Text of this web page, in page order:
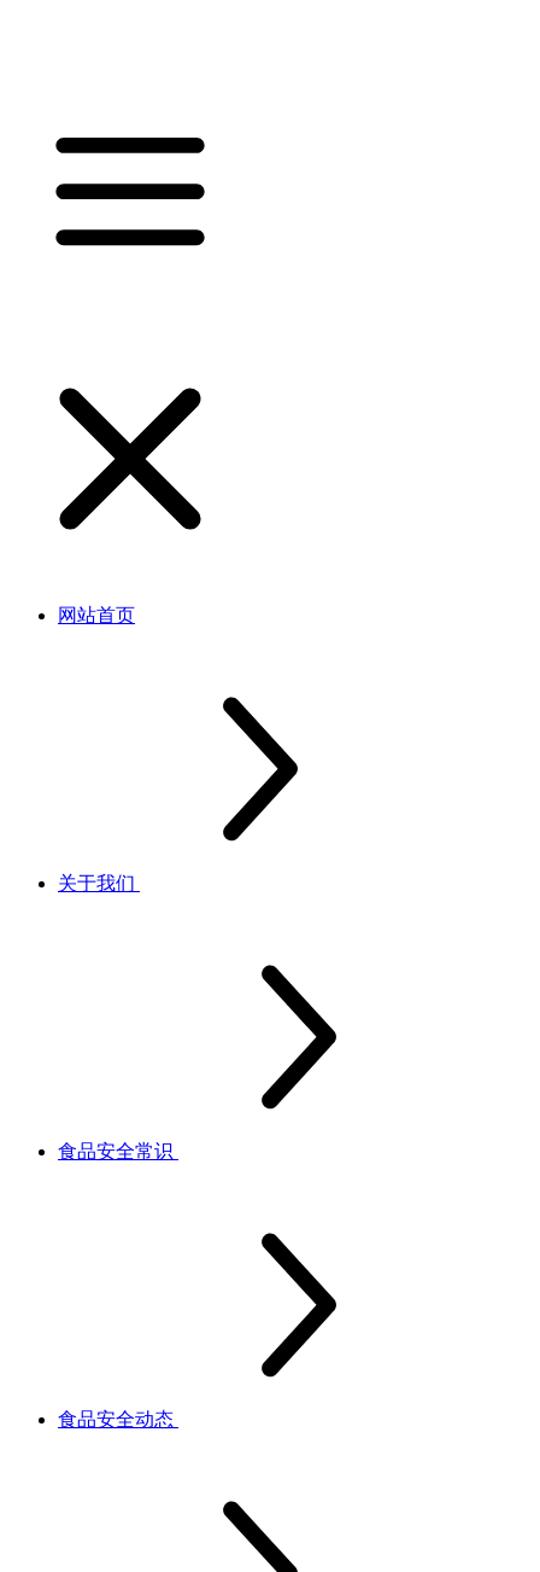
网站首页
关于我们
食品安全常识
食品安全动态